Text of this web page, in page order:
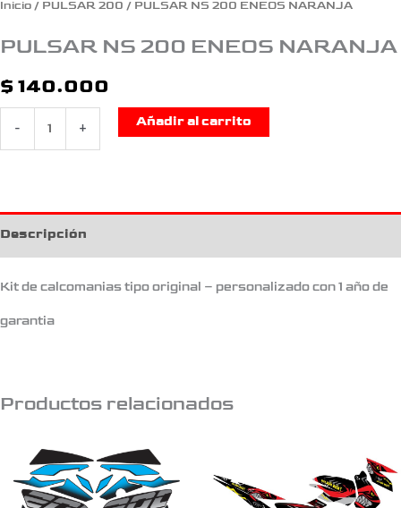
Inicio / PULSAR 200 / PULSAR NS 200 ENEOS NARANJA
PULSAR NS 200 ENEOS NARANJA
$ 140.000
- +
Añadir al carrito
Descripción
Kit de calcomanias tipo original – personalizado con 1 año de
garantia
Productos relacionados